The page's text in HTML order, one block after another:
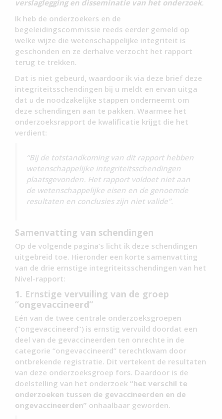
verslaglegging en disseminatie van het onderzoek.
Ik heb de onderzoekers en de
begeleidingscommissie reeds eerder gemeld op
welke wijze die wetenschappelijke integriteit is
geschonden en ze derhalve verzocht het rapport
terug te trekken.
Dat is niet gebeurd, waardoor ik via deze brief deze
integriteitsschendingen bij u meldt en ervan uitga
dat u de noodzakelijke stappen onderneemt om
deze schendingen aan te pakken. Waarmee het
onderzoeksrapport de kwalificatie krijgt die het
verdient:
“Bij de totstandkoming van dit rapport hebben
wetenschappelijke integriteitsschendingen
plaatsgevonden. Het rapport voldoet niet aan
de wetenschappelijke eisen en de genoemde
resultaten en conclusies zijn niet valide”.
Samenvatting van schendingen
Op de volgende pagina’s licht ik deze schendingen
uitgebreid toe. Hieronder een korte samenvatting
van de drie ernstige integriteitsschendingen van het
Nivel-rapport:
1. Ernstige vervuiling van de groep
“ongevaccineerd”
Eén van de twee centrale onderzoeksgroepen
(“ongevaccineerd”) is ernstig vervuild doordat een
deel van de gevaccineerden ten onrechte in de
categorie “ongevaccineerd” terechtkwam door
ontbrekende registratie. Dit vertekent de resultaten
van deze onderzoeksgroep fors. Daardoor is de
doelstelling van het onderzoek “het verschil te
onderzoeken tussen de gevaccineerden en de
ongevaccineerden” onhaalbaar geworden.